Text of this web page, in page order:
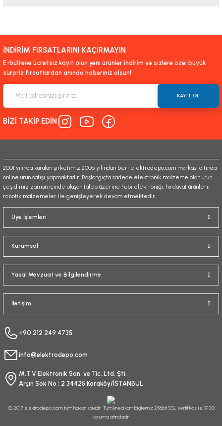
yetersiz gördüğünüz noktaları öneri formunu kullanarak tarafımıza
iletebilirsiniz.
Görüş ve önerileriniz için teşekkür ederiz.
Ürün açıklamasında eksik bilgiler bulunuyor.
Ürün bilgilerinde hatalar bulunuyor.
Ürün fiyatı diğer sitelerden daha pahalı.
Gönder
İNDİRİM FIRSATLARINI KAÇIRMAYIN
E-bültene ücretsiz kayıt olun yeni ürünler indirim ve sizlere özel büyük
sürpriz fırsatlardan anında haberiniz olsun!
KAYIT OL
BİZİ TAKİP EDİN
2001 yılında kurulan şirketimiz 2006 yılından beri elektrodepo.com markası altında
online ürün satışı yapmaktadır. Başlangıçta sadece elektronik malzeme olan ürün
çeşidimiz zaman içinde oluşan talep üzerine hobi elektroniği, hırdavat ürünleri,
robotik malzemeler ile genişleyerek devam etmektedir.
Üye İşlemleri
Kurumsal
Yasal Mevzuat ve Bilgilendirme
İletişim
+90 212 249 4735
info@elektrodepo.com
M.T.V Elektronik San. ve Tic. Ltd. Şti.
Arşın Sok No : 2 34425 Karaköy/İSTANBUL
© 2017 elektrodepo.com tüm hakları saklıdır. Tüm kredi kartı bilgileriniz 256bit SSL sertifikası ile %100
koruma altındadır!